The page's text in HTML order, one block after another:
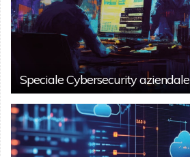
Speciale Cybersecurity aziendale